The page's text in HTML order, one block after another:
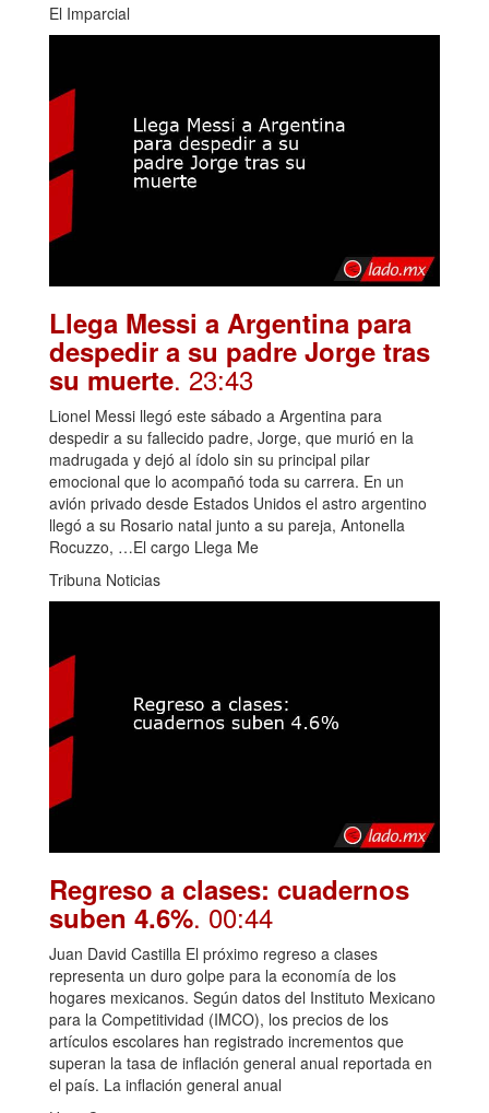
El Imparcial
Llega Messi a Argentina para
despedir a su padre Jorge tras
su muerte. 23:43
Lionel Messi llegó este sábado a Argentina para
despedir a su fallecido padre, Jorge, que murió en la
madrugada y dejó al ídolo sin su principal pilar
emocional que lo acompañó toda su carrera. En un
avión privado desde Estados Unidos el astro argentino
llegó a su Rosario natal junto a su pareja, Antonella
Rocuzzo, …El cargo Llega Me
Tribuna Noticias
Regreso a clases: cuadernos
suben 4.6%. 00:44
Juan David Castilla El próximo regreso a clases
representa un duro golpe para la economía de los
hogares mexicanos. Según datos del Instituto Mexicano
para la Competitividad (IMCO), los precios de los
artículos escolares han registrado incrementos que
superan la tasa de inflación general anual reportada en
el país. La inflación general anual